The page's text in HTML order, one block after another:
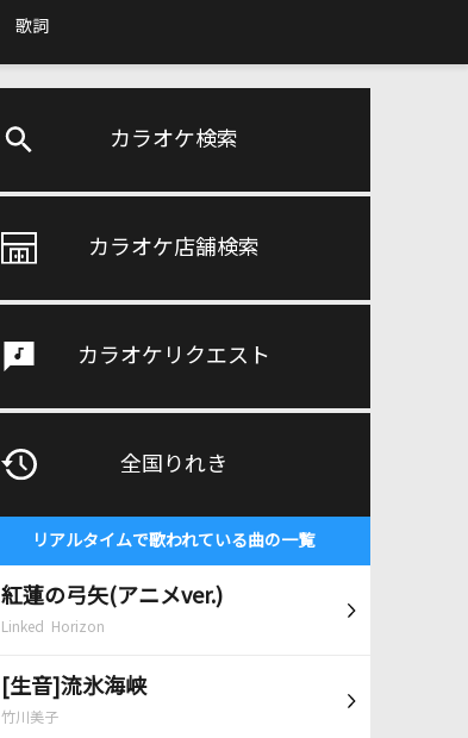
歌詞
カラオケ検索
カラオケ店舗検索
カラオケリクエスト
全国りれき
リアルタイムで歌われている曲の一覧
紅蓮の弓矢(アニメver.)
Linked Horizon
[生音]流氷海峡
竹川美子